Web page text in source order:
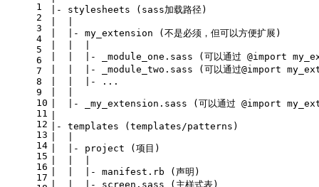
1
2
3
4
5
6
7
8
9
10
11
12
13
14
15
16
17
|- stylesheets (sass加载路径)
|  |- my_extension (不是必须，但可以方便扩展)
|  |  |- _module_one.sass (可以通过 @import
|  |  |- _module_two.sass (可以通过@import
|  |  |- ...
|  |- _my_extension.sass (可以通过 @import
|- templates (templates/patterns)
|  |- project (项目)
|  |  |- manifest.rb (声明)
|  |  |- screen.sass (主样式表)